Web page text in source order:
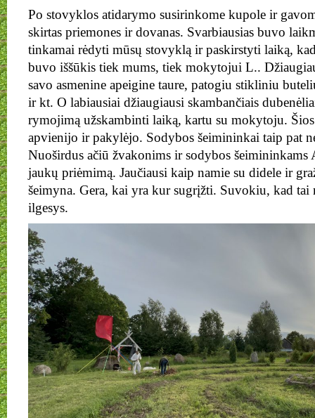
Po stovyklos atidarymo susirinkome kupole ir
skirtas priemones ir dovanas. Svarbiausias buvo
tinkamai rėdyti mūsų stovyklą ir paskirstyti laiką,
buvo iššūkis tiek mums, tiek mokytojui L..
savo asmenine apeigine taure, patogiu stikliniu
ir kt. O labiausiai džiaugiausi skambančiais
rymojimą užskambinti laiką, kartu su mokytoju.
apvienijo ir pakylėjo. Sodybos šeimininkai taip pat
Nuoširdus ačiū žvakonims ir sodybos
jaukų priėmimą. Jaučiausi kaip namie su didele ir
šeimyna. Gera, kai yra kur sugrįžti. Suvokiu, kad
ilgesys.